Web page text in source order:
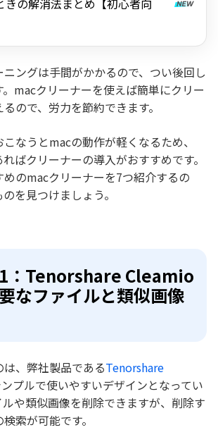
きの解消法まとめ【初心者向
ングは手間がかかるので、つい後回し
macクリーナーを使えば簡単にクリー
ので、労力を節約できます。
なうとmacの動作が軽くなるため、
ばクリーナーの導入がおすすめです。
めのmacクリーナーを7つ紹介するの
を見つけましょう。
1：Tenorshare Cleamio
ファイルと類似画像
、弊社製品であるTenorshare
プルで使いやすいデザインとなってい
ルや類似画像を削除できますが、削除す
索が可能です。